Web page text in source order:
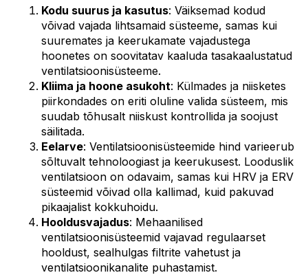
Kodu suurus ja kasutus: Väiksemad kodud
võivad vajada lihtsamaid süsteeme, samas kui
suuremates ja keerukamate vajadustega
hoonetes on soovitatav kaaluda tasakaalustatud
ventilatsioonisüsteeme.
Kliima ja hoone asukoht: Külmades ja niisketes
piirkondades on eriti oluline valida süsteem, mis
suudab tõhusalt niiskust kontrollida ja soojust
säilitada.
Eelarve: Ventilatsioonisüsteemide hind varieerub
sõltuvalt tehnoloogiast ja keerukusest. Looduslik
ventilatsioon on odavaim, samas kui HRV ja ERV
süsteemid võivad olla kallimad, kuid pakuvad
pikaajalist kokkuhoidu.
Hooldusvajadus: Mehaanilised
ventilatsioonisüsteemid vajavad regulaarset
hooldust, sealhulgas filtrite vahetust ja
ventilatsioonikanalite puhastamist.